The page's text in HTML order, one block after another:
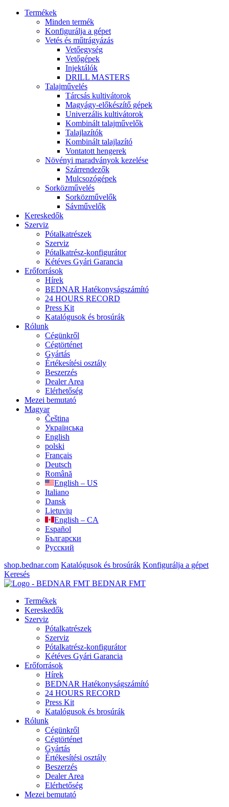
Termékek
Minden termék
Konfigurálja a gépet
Vetés és műtrágyázás
Vetőegység
Vetőgépek
Injektálók
DRILL MASTERS
Talajművelés
Tárcsás kultivátorok
Magyágy-előkészítő gépek
Univerzális kultivátorok
Kombinált talajművelők
Talajlazítók
Kombinált talajlazító
Vontatott hengerek
Növényi maradványok kezelése
Szárrendezők
Mulcsozógépek
Sorközművelés
Sorközművelők
Sávművelők
Kereskedők
Szerviz
Pótalkatrészek
Szerviz
Pótalkatrész-konfigurátor
Kétéves Gyári Garancia
Erőforrások
Hírek
BEDNAR Hatékonyságszámító
24 HOURS RECORD
Press Kit
Katalógusok és brosúrák
Rólunk
Cégünkről
Cégtörténet
Gyártás
Értékesítési osztály
Beszerzés
Dealer Area
Elérhetőség
Mezei bemutató
Magyar
Čeština
Українська
English
polski
Français
Deutsch
Română
English – US
Italiano
Dansk
Lietuvių
English – CA
Español
Български
Русский
shop.bednar.com Katalógusok és brosúrák Konfigurálja a gépet
Keresés
BEDNAR FMT
Termékek
Kereskedők
Szerviz
Pótalkatrészek
Szerviz
Pótalkatrész-konfigurátor
Kétéves Gyári Garancia
Erőforrások
Hírek
BEDNAR Hatékonyságszámító
24 HOURS RECORD
Press Kit
Katalógusok és brosúrák
Rólunk
Cégünkről
Cégtörténet
Gyártás
Értékesítési osztály
Beszerzés
Dealer Area
Elérhetőség
Mezei bemutató